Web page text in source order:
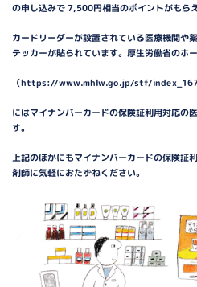
の申し込みで 7,500円相当のポイントがもら
カードリーダーが設置されている医療機関や
テッカーが貼られています。厚生労働省のホ
（https://www.mhlw.go.jp/stf/
にはマイナンバーカードの保険証利用対応の
す。
上記のほかにもマイナンバーカードの保険証
剤師に気軽におたずねください。